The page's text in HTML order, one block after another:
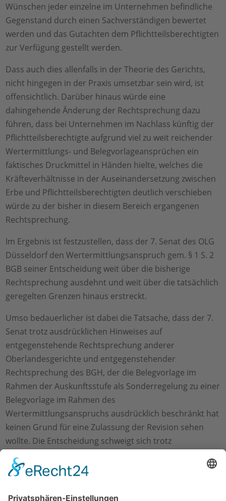
Wünschen jeder einzelne im Unternehmen befindliche
Gegenstand durch einen Sachverständigen bewertet
werden und das Gutachten dem Pflichtteilsberechtigten
zur Verfügung gestellt werden.
Dass auch dies allenfalls in der Theorie des Gerichts,
nicht hingegen in der Praxis umsetzbar sein wird, ist
offensichtlich. Darüber hinaus würde eine
dahingehende Änderung der Rechtsprechung dazu
führen, dass bei Unternehmen im Nachlass künftig der
Pflichtteilsberechtigte aufgrund viel zu weit reichender
Wertermittlungs- und Belegvorlageansprüchen ein
faktisches Druckmittel in Händen hielte, welches die
Kräfteverhältnisse in der Auseinandersetzung zwischen
Erbe und Pflichtteilsberechtigten deutlich verschieben
würde zu der bisher in diesem Bereich ergangenen
Rechtsprechung.
Im Ergebnis ist festzustellen, dass der 7. Senat des OLG
Düsseldorf den Wertermittlungsanspruch gem. § 1 S. 2
BGB seiner Entscheidung weit über die bisherige
Rechtsprechung ausdehnt und weit über die tatsächlich
geregelten Grenzen hinaus erstreckt.
Umso bedauerlicher ist dabei die Tatsache, dass der 7.
Senat trotz ausdrücklichen Hinweises auf
entgegenstehende Rechtsprechung anderer
Oberlandesgerichte und entgegenstehender
Rechtsprechung des BGH, der die Belegvorlage im
Rahmen der Auskunftsstufe als Sonderregelung zu einer
Belegvorlage im Rahmen des
Wertermittlungsanspruchs ausdrücklich beschränkt hat
keinen Grund für eine Zulassung der Revision sehen
wollte. Die Entscheidung schweigt sich trotz
Begründung aus.